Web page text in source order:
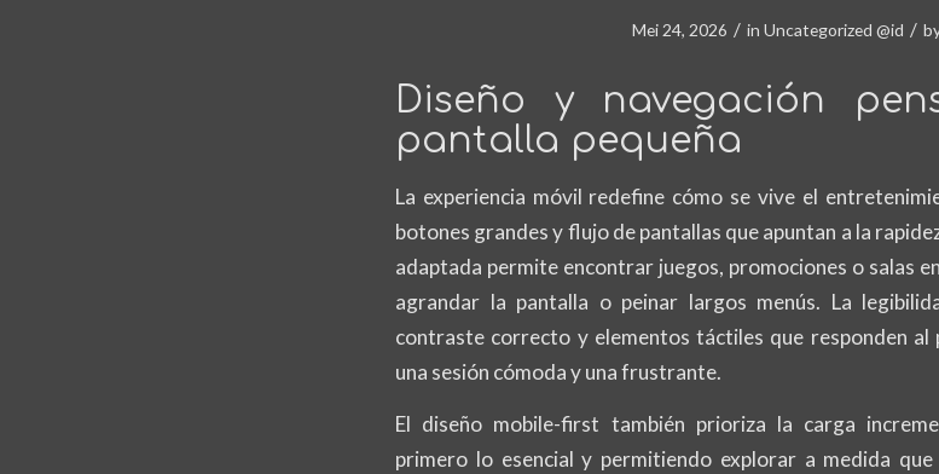
Mei 24, 2026 / in Uncategorized @id /
Diseño y navegación
pantalla pequeña
La experiencia móvil redefine cómo se vive el
botones grandes y flujo de pantallas que apuntan a la
adaptada permite encontrar juegos, promociones o salas
agrandar la pantalla o peinar largos menús. La
contraste correcto y elementos táctiles que responden al
una sesión cómoda y una frustrante.
El diseño mobile-first también prioriza la carga
primero lo esencial y permitiendo explorar a medida